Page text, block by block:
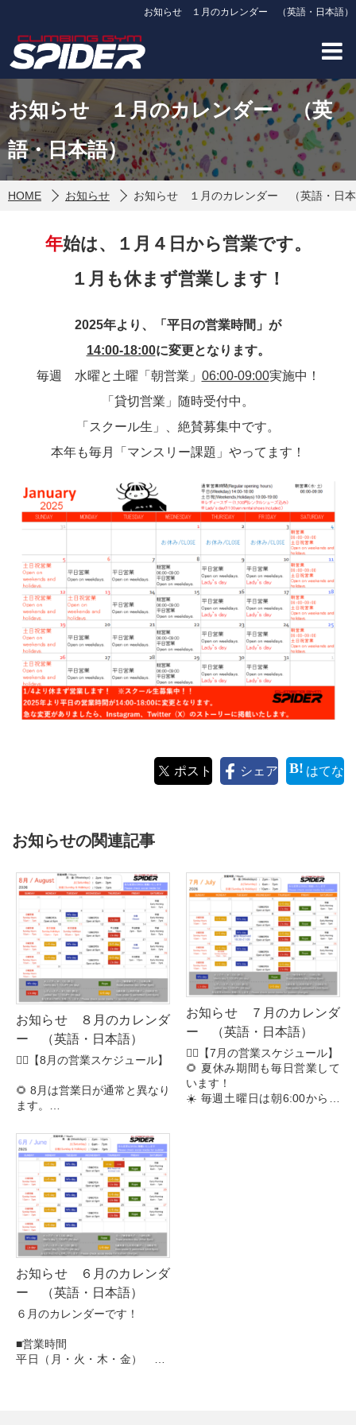
お知らせ １月のカレンダー （英語・日本語）
お知らせ １月のカレンダー （英
語・日本語）
HOME お知らせ お知らせ １月のカレンダー （英語・日
年始は、１月４日から営業です。
１月も休まず営業します！
2025年より、「平日の営業時間」が
14:00-18:00に変更となります。
毎週 水曜と土曜「朝営業」 06:00-09:00実施中！
「貸切営業」随時受付中。
「スクール生」、絶賛募集中です。
本年も毎月「マンスリー課題」やってます！
ポスト シェア はてな
お知らせの関連記事
お知らせ ８月のカレンダ
ー （英語・日本語）
🧗‍♂️【8月の営業スケジュール】
🌻 8月は営業日が通常と異なり
ます。
ーをご確認ください！
☀️ 毎週土曜日は朝6:00から営
業しています！
📢 お知らせ
・8月4日（火）...
お知らせ ７月のカレンダ
ー （英語・日本語）
🧗‍♂️【7月の営業スケジュール】
🌻 夏休み期間も毎日営業して
います！
☀️ 毎週土曜日は朝6:00から営
お知らせ ６月のカレンダ
ー （英語・日本語）
６月のカレンダーです！
■営業時間
平日（月・火・木・金） 14: